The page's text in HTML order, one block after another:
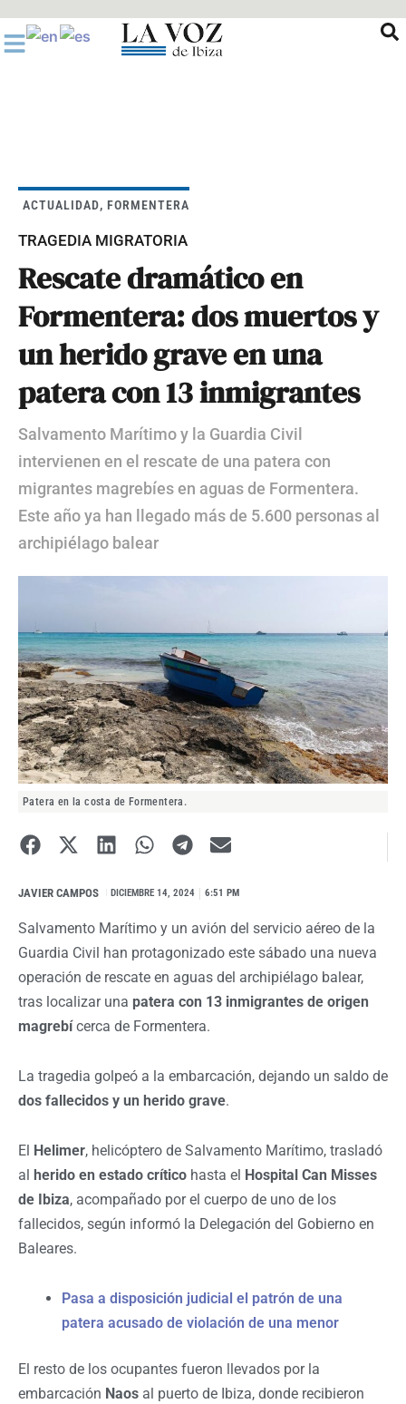
al
contenido
ACTUALIDAD, FORMENTERA
TRAGEDIA MIGRATORIA
Rescate dramático en
Formentera: dos muertos y
un herido grave en una
patera con 13 inmigrantes
Salvamento Marítimo y la Guardia Civil
intervienen en el rescate de una patera con
migrantes magrebíes en aguas de Formentera.
Este año ya han llegado más de 5.600 personas al
archipiélago balear
Patera en la costa de Formentera.
JAVIER CAMPOS DICIEMBRE 14, 2024 6:51 PM
Salvamento Marítimo y un avión del servicio aéreo de la
Guardia Civil han protagonizado este sábado una nueva
operación de rescate en aguas del archipiélago balear,
tras localizar una patera con 13 inmigrantes de origen
magrebícerca de Formentera.
La tragedia golpeó a la embarcación, dejando un saldo de
dos fallecidos y un herido grave.
El Helimer, helicóptero de Salvamento Marítimo, trasladó
al
herido en estado crítico hasta el Hospital Can Misses
de Ibiza, acompañado por el cuerpo de uno de los
fallecidos, según informó la Delegación del Gobierno en
Baleares.
Pasa a disposición judicial el patrón de una
patera acusado de violación de una menor
El resto de los ocupantes fueron llevados por la
embarcación Naos al puerto de Ibiza, donde recibieron